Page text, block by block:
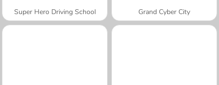
Super Hero Driving School Grand Cyber City